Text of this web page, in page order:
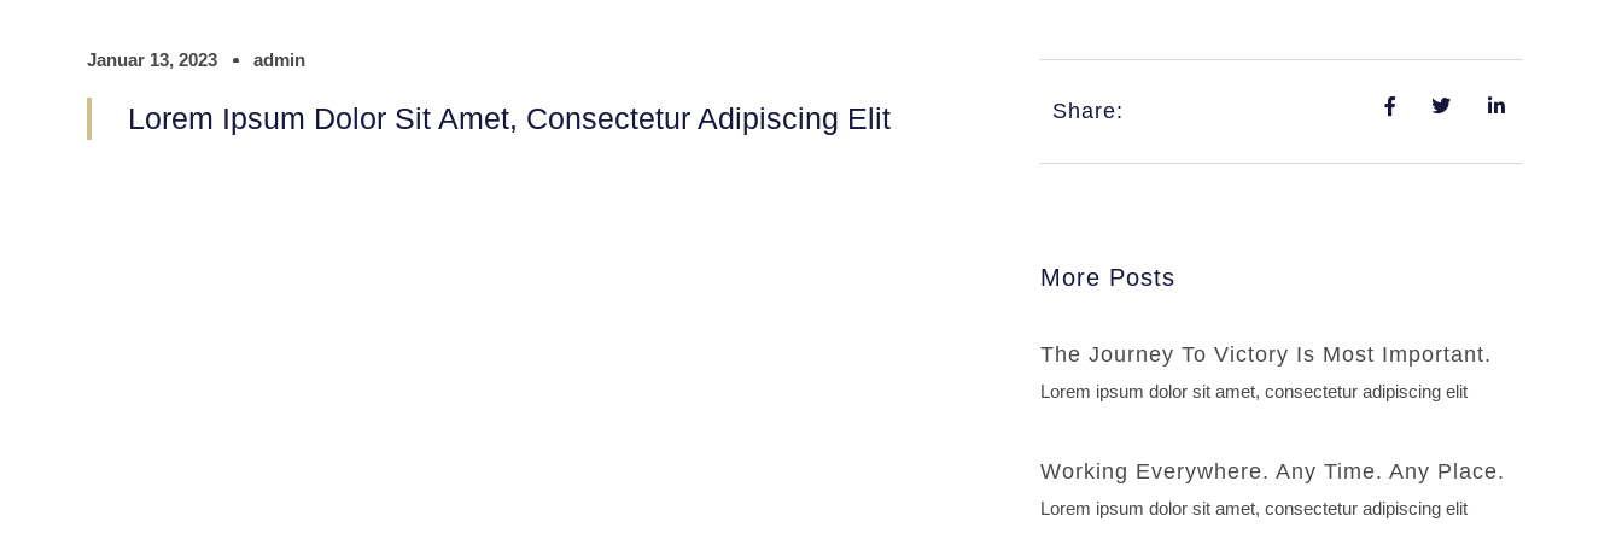
Januar 13, 2023 admin
Lorem Ipsum Dolor Sit Amet, Consectetur Adipiscing Elit Share:
More Posts
The Journey To Victory Is Most Important.
Lorem ipsum dolor sit amet, consectetur adipiscing elit
Working Everywhere. Any Time. Any Place.
Lorem ipsum dolor sit amet, consectetur adipiscing elit